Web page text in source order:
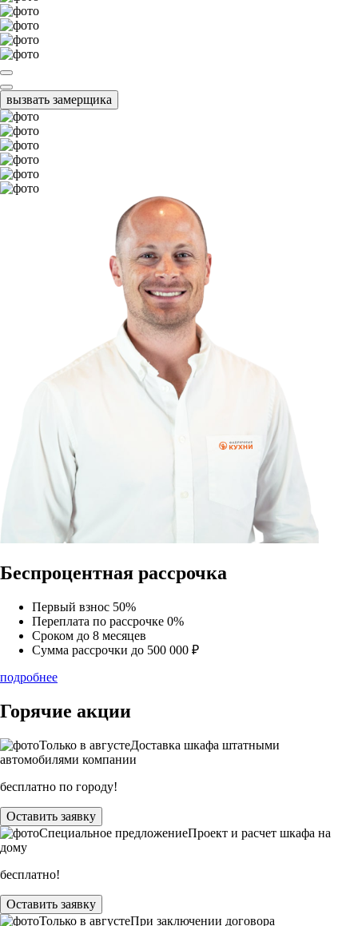
вызвать замерщика
Беспроцентная рассрочка
Первый взнос 50%
Переплата по рассрочке 0%
Сроком до 8 месяцев
Сумма рассрочки до 500 000 ₽
подробнее
Горячие акции
Только в августеДоставка шкафа штатными
автомобилями компании
бесплатно по городу!
Оставить заявку
Специальное предложениеПроект и расчет шкафа на
дому
бесплатно!
Оставить заявку
Только в августеПри заключении договора